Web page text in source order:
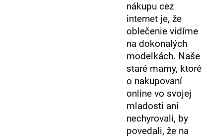
nákupu cez
internet je, že
oblečenie vidíme
na dokonalých
modelkách. Naše
staré mamy, ktoré
o nakupovaní
online vo svojej
mladosti ani
nechyrovali, by
povedali, že na